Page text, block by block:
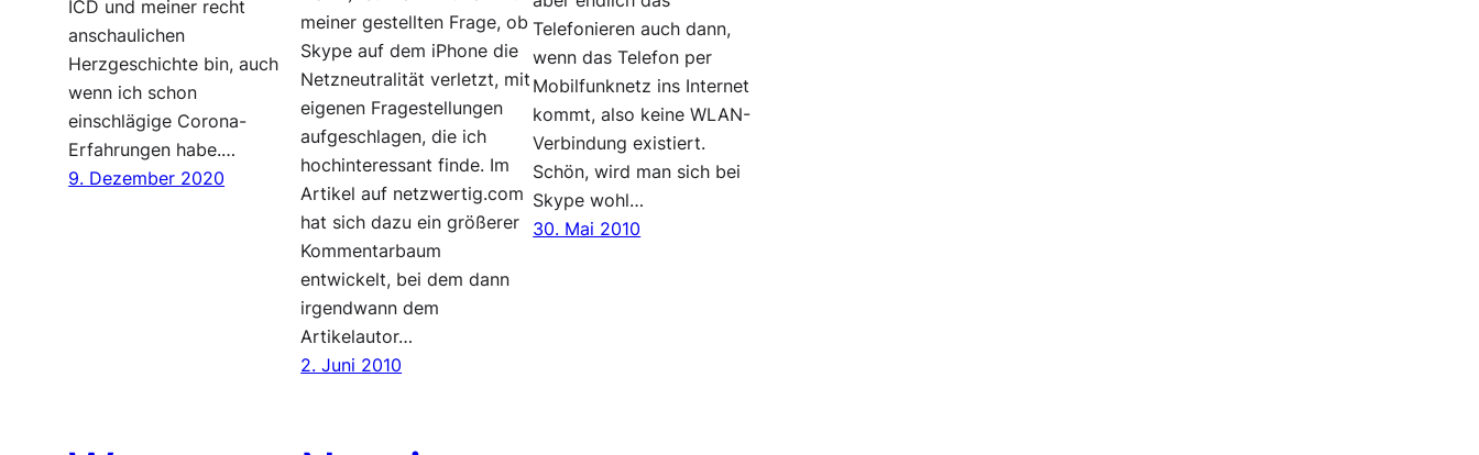
ICD und meiner recht
anschaulichen
Herzgeschichte bin, auch
wenn ich schon
einschlägige Corona-
Erfahrungen habe.…
9. Dezember 2020
meiner gestellten Frage, ob
Skype auf dem iPhone die
Netzneutralität verletzt, mit
eigenen Fragestellungen
aufgeschlagen, die ich
hochinteressant finde. Im
Artikel auf netzwertig.com
hat sich dazu ein größerer
Kommentarbaum
entwickelt, bei dem dann
irgendwann dem
Artikelautor…
2. Juni 2010
Telefonieren auch dann,
wenn das Telefon per
Mobilfunknetz ins Internet
kommt, also keine WLAN-
Verbindung existiert.
Schön, wird man sich bei
Skype wohl…
30. Mai 2010